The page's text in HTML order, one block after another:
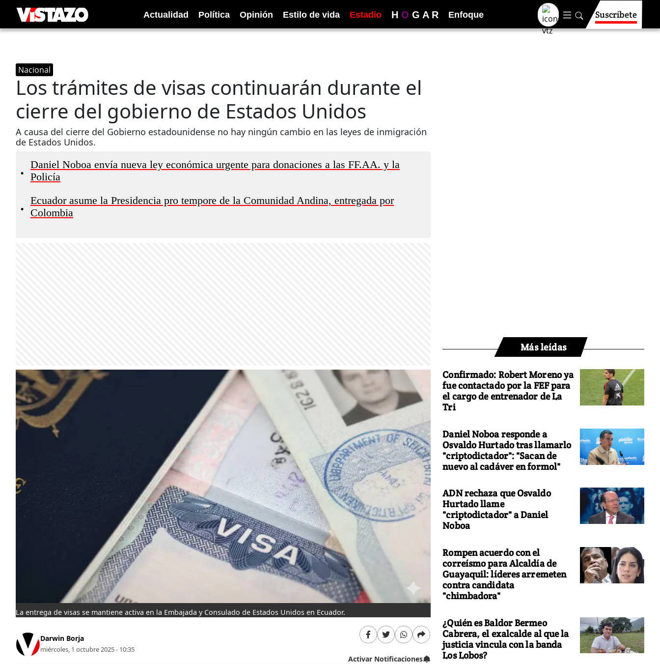
Actualidad Política Opinión Estilo de vida Estadio H O G A R Enfoque Suscríbete
Nacional
Los trámites de visas continuarán durante el
cierre del gobierno de Estados Unidos
A causa del cierre del Gobierno estadounidense no hay ningún cambio en las leyes de inmigración
de Estados Unidos.
•
Daniel Noboa envía nueva ley económica urgente para donaciones a las FF.AA. y la
Policía
•
Ecuador asume la Presidencia pro tempore de la Comunidad Andina, entregada por
Colombia
La entrega de visas se mantiene activa en la Embajada y Consulado de Estados Unidos en Ecuador.
Darwin Borja
miércoles, 1 octubre 2025 - 10:35
Activar Notificaciones
Más leídas
Confirmado: Robert Moreno ya
fue contactado por la FEF para
el cargo de entrenador de La
Tri
Daniel Noboa responde a
Osvaldo Hurtado tras llamarlo
"criptodictador": "Sacan de
nuevo al cadáver en formol"
ADN rechaza que Osvaldo
Hurtado llame
"criptodictador" a Daniel
Noboa
Rompen acuerdo con el
correísmo para Alcaldía de
Guayaquil: líderes arremeten
contra candidata
"chimbadora"
¿Quién es Baldor Bermeo
Cabrera, el exalcalde al que la
justicia vincula con la banda
Los Lobos?